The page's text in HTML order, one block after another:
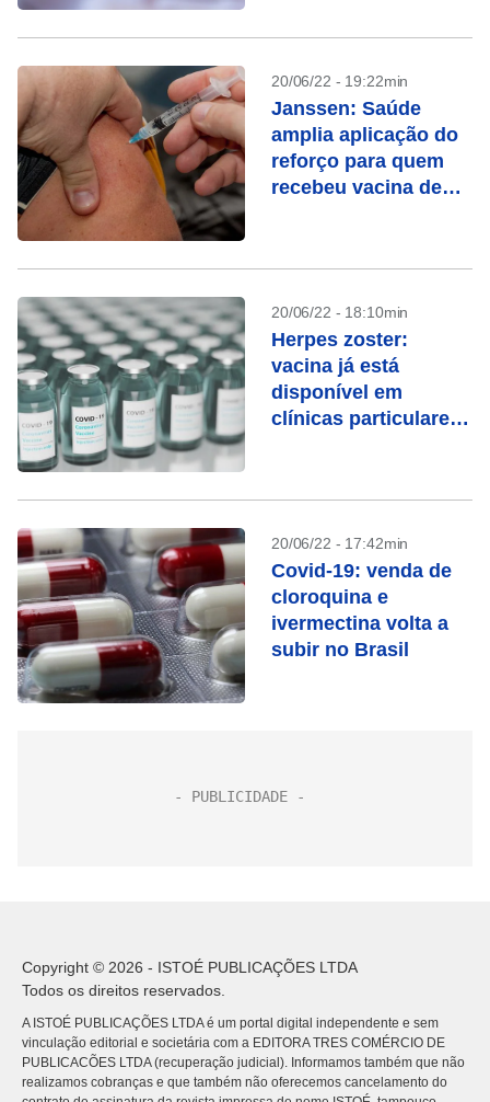
20/06/22 - 19:22min
Janssen: Saúde
amplia aplicação do
reforço para quem
recebeu vacina de
20/06/22 - 18:10min
Herpes zoster:
vacina já está
disponível em
clínicas particulares
20/06/22 - 17:42min
Covid-19: venda de
cloroquina e
ivermectina volta a
subir no Brasil
Copyright © 2026 - ISTOÉ PUBLICAÇÕES LTDA
Todos os direitos reservados.
A ISTOÉ PUBLICAÇÕES LTDA é um portal digital independente e sem
vinculação editorial e societária com a EDITORA TRES COMÉRCIO DE
PUBLICACÕES LTDA (recuperação judicial). Informamos também que não
realizamos cobranças e que também não oferecemos cancelamento do